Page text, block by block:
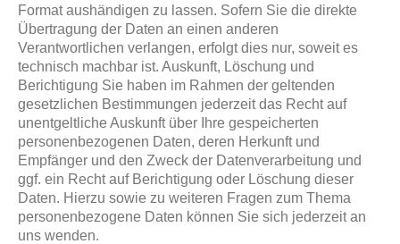
Format aushändigen zu lassen. Sofern Sie die direkte
Übertragung der Daten an einen anderen
Verantwortlichen verlangen, erfolgt dies nur, soweit es
technisch machbar ist. Auskunft, Löschung und
Berichtigung Sie haben im Rahmen der geltenden
gesetzlichen Bestimmungen jederzeit das Recht auf
unentgeltliche Auskunft über Ihre gespeicherten
personenbezogenen Daten, deren Herkunft und
Empfänger und den Zweck der Datenverarbeitung und
ggf. ein Recht auf Berichtigung oder Löschung dieser
Daten. Hierzu sowie zu weiteren Fragen zum Thema
personenbezogene Daten können Sie sich jederzeit an
uns wenden.